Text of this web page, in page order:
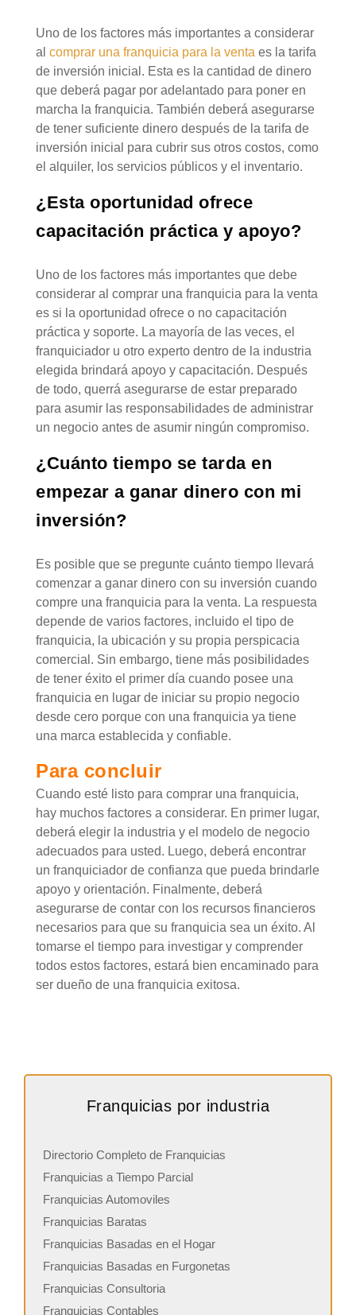
Uno de los factores más importantes a considerar
al comprar una franquicia para la venta es la tarifa
de inversión inicial. Esta es la cantidad de dinero
que deberá pagar por adelantado para poner en
marcha la franquicia. También deberá asegurarse
de tener suficiente dinero después de la tarifa de
inversión inicial para cubrir sus otros costos, como
el alquiler, los servicios públicos y el inventario.
¿Esta oportunidad ofrece
capacitación práctica y apoyo?
Uno de los factores más importantes que debe
considerar al comprar una franquicia para la venta
es si la oportunidad ofrece o no capacitación
práctica y soporte. La mayoría de las veces, el
franquiciador u otro experto dentro de la industria
elegida brindará apoyo y capacitación. Después
de todo, querrá asegurarse de estar preparado
para asumir las responsabilidades de administrar
un negocio antes de asumir ningún compromiso.
¿Cuánto tiempo se tarda en
empezar a ganar dinero con mi
inversión?
Es posible que se pregunte cuánto tiempo llevará
comenzar a ganar dinero con su inversión cuando
compre una franquicia para la venta. La respuesta
depende de varios factores, incluido el tipo de
franquicia, la ubicación y su propia perspicacia
comercial. Sin embargo, tiene más posibilidades
de tener éxito el primer día cuando posee una
franquicia en lugar de iniciar su propio negocio
desde cero porque con una franquicia ya tiene
una marca establecida y confiable.
Para concluir
Cuando esté listo para comprar una franquicia,
hay muchos factores a considerar. En primer lugar,
deberá elegir la industria y el modelo de negocio
adecuados para usted. Luego, deberá encontrar
un franquiciador de confianza que pueda brindarle
apoyo y orientación. Finalmente, deberá
asegurarse de contar con los recursos financieros
necesarios para que su franquicia sea un éxito. Al
tomarse el tiempo para investigar y comprender
todos estos factores, estará bien encaminado para
ser dueño de una franquicia exitosa.
Franquicias por industria
Directorio Completo de Franquicias
Franquicias a Tiempo Parcial
Franquicias Automoviles
Franquicias Baratas
Franquicias Basadas en el Hogar
Franquicias Basadas en Furgonetas
Franquicias Consultoria
Franquicias Contables